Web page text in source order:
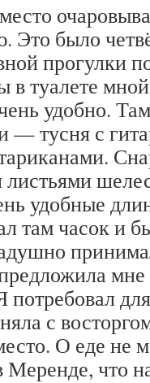
Это было
прогулки
в туалете
удобно.
— тусня с
листьями
удобные
там часок и
с
О еде не
что